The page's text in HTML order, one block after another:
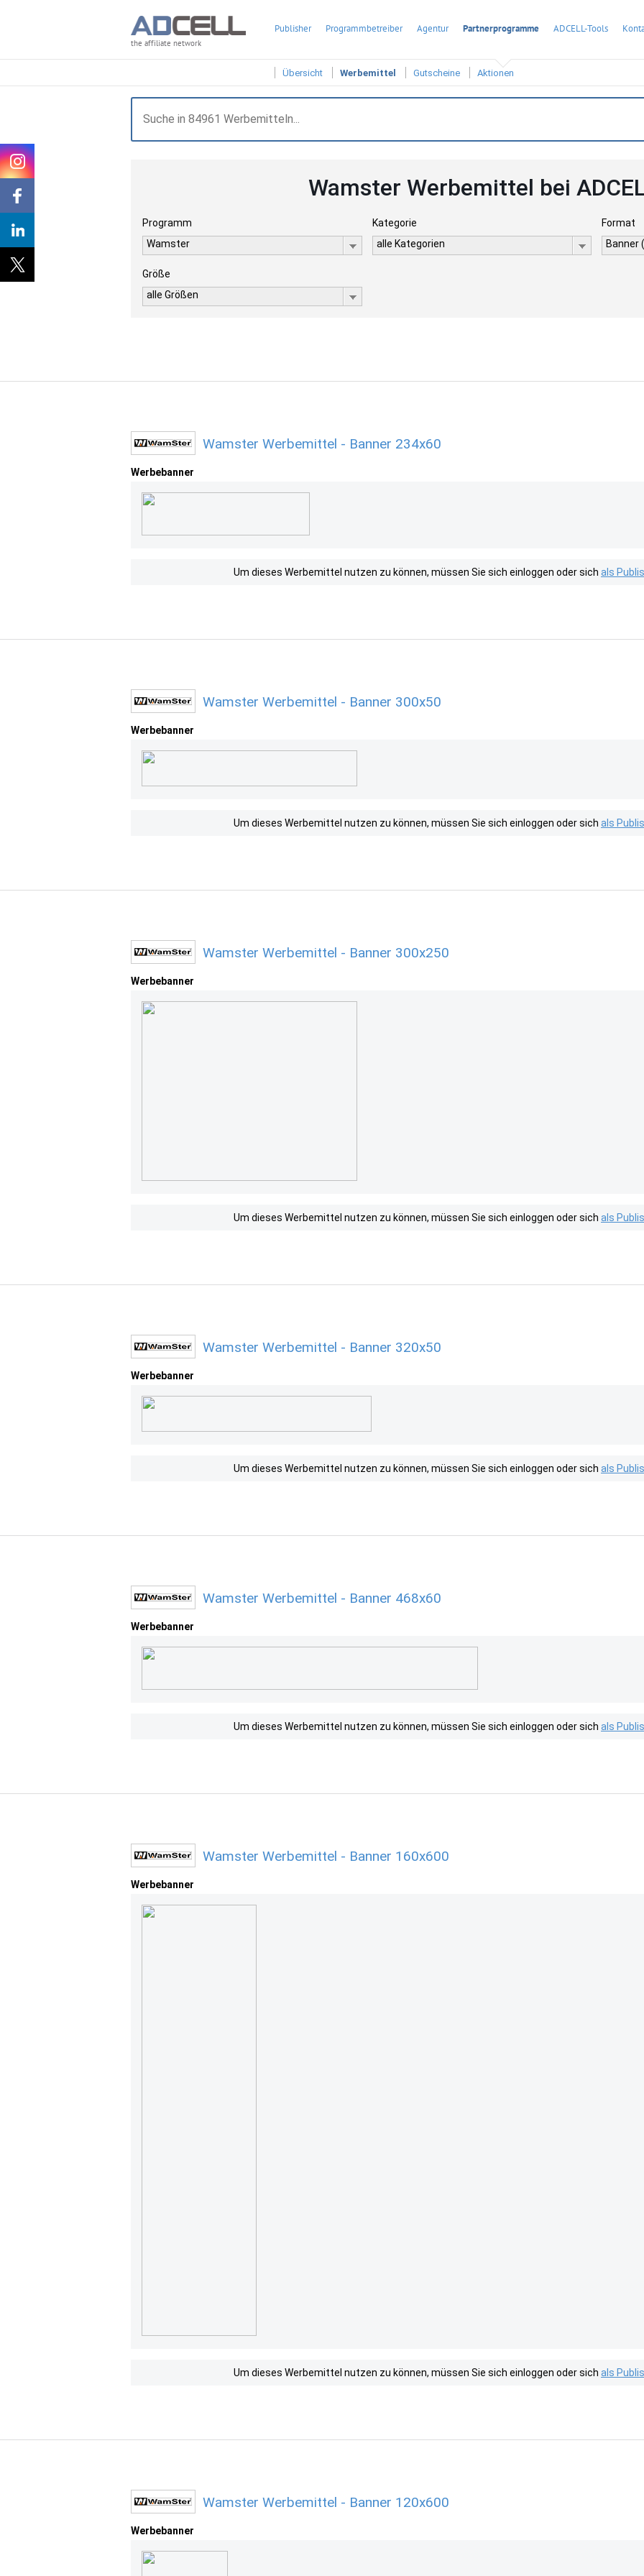
the affiliate network
Publisher Programmbetreiber Agentur Partnerprogramme ADCELL-Tools
Übersicht Werbemittel Gutscheine Aktionen
Wamster Werbemittel bei
Programm
Wamster
Kategorie
alle Kategorien
Format
Banner
Größe
alle Größen
Wamster Werbemittel - Banner 234x60
Werbebanner
Um dieses Werbemittel nutzen zu können, müssen Sie sich einloggen oder sich als
Wamster Werbemittel - Banner 300x50
Werbebanner
Um dieses Werbemittel nutzen zu können, müssen Sie sich einloggen oder sich als
Wamster Werbemittel - Banner 300x250
Werbebanner
Um dieses Werbemittel nutzen zu können, müssen Sie sich einloggen oder sich als
Wamster Werbemittel - Banner 320x50
Werbebanner
Um dieses Werbemittel nutzen zu können, müssen Sie sich einloggen oder sich als
Wamster Werbemittel - Banner 468x60
Werbebanner
Um dieses Werbemittel nutzen zu können, müssen Sie sich einloggen oder sich als
Wamster Werbemittel - Banner 160x600
Werbebanner
Um dieses Werbemittel nutzen zu können, müssen Sie sich einloggen oder sich als
Wamster Werbemittel - Banner 120x600
Werbebanner